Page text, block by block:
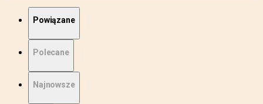
Powiązane
Polecane
Najnowsze